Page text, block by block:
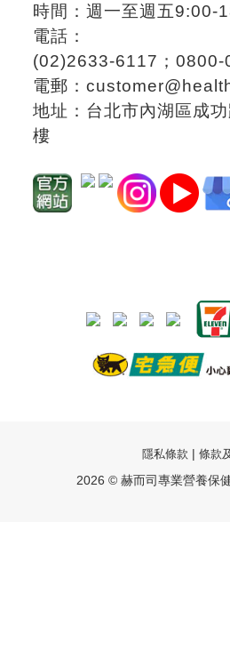
時間：週一至週五9:00-
電話：
(02)2633-6117； 0800-
電郵：
地址： 台北市內湖區成
樓
隱私條款 | 條款
2026 © 赫而司專業營養保